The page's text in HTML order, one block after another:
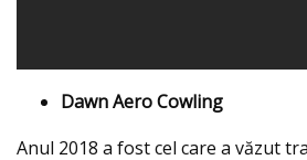
Dawn Aero Cowling
Anul 2018 a fost cel care a văzut